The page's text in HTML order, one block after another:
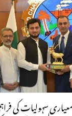
سہولیات کی